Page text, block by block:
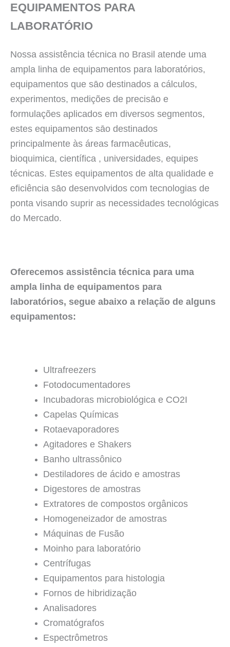
EQUIPAMENTOS PARA
LABORATÓRIO
Nossa assistência técnica no Brasil atende uma
ampla linha de equipamentos para laboratórios,
equipamentos que sāo destinados a cálculos,
experimentos, medições de precisāo e
formulações aplicados em diversos segmentos,
estes equipamentos sāo destinados
principalmente às áreas farmacêuticas,
bioquimica, científica , universidades, equipes
técnicas. Estes equipamentos de alta qualidade e
eficiência sāo desenvolvidos com tecnologias de
ponta visando suprir as necessidades tecnológicas
do Mercado.
Oferecemos assistência técnica para uma
ampla linha de equipamentos para
laboratórios, segue abaixo a relação de alguns
equipamentos:
Ultrafreezers
Fotodocumentadores
Incubadoras microbiológica e CO2I
Capelas Químicas
Rotaevaporadores
Agitadores e Shakers
Banho ultrassônico
Destiladores de ácido e amostras
Digestores de amostras
Extratores de compostos orgânicos
Homogeneizador de amostras
Máquinas de Fusão
Moinho para laboratório
Centrífugas
Equipamentos para histologia
Fornos de hibridização
Analisadores
Cromatógrafos
Espectrômetros